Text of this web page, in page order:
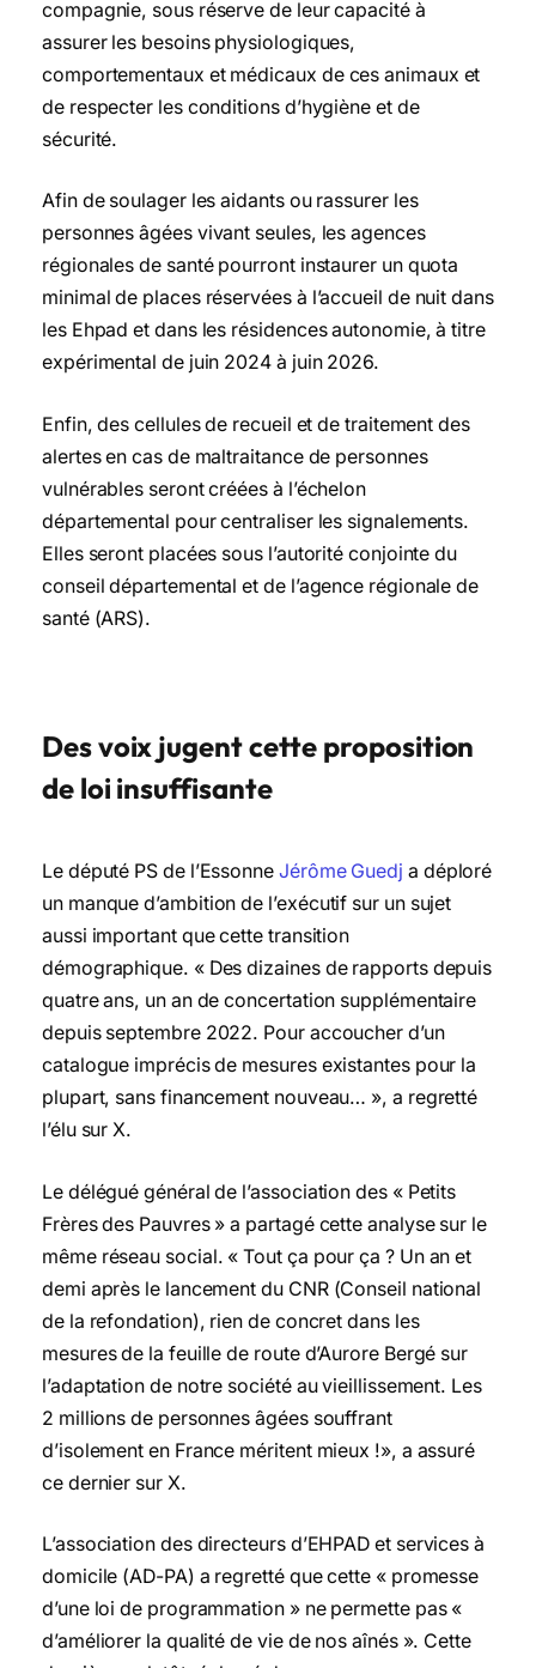
compagnie, sous réserve de leur capacité à
assurer les besoins physiologiques,
comportementaux et médicaux de ces animaux et
de respecter les conditions d’hygiène et de
sécurité.
Afin de soulager les aidants ou rassurer les
personnes âgées vivant seules, les agences
régionales de santé pourront instaurer un quota
minimal de places réservées à l’accueil de nuit dans
les Ehpad et dans les résidences autonomie, à titre
expérimental de juin 2024 à juin 2026.
Enfin, des cellules de recueil et de traitement des
alertes en cas de maltraitance de personnes
vulnérables seront créées à l’échelon
départemental pour centraliser les signalements.
Elles seront placées sous l’autorité conjointe du
conseil départemental et de l’agence régionale de
santé (ARS).
Des voix jugent cette proposition
de loi insuffisante
Le député PS de l’Essonne Jérôme Guedj a déploré
un manque d’ambition de l’exécutif sur un sujet
aussi important que cette transition
démographique. « Des dizaines de rapports depuis
quatre ans, un an de concertation supplémentaire
depuis septembre 2022. Pour accoucher d’un
catalogue imprécis de mesures existantes pour la
plupart, sans financement nouveau… », a regretté
l’élu sur X.
Le délégué général de l’association des « Petits
Frères des Pauvres » a partagé cette analyse sur le
même réseau social. « Tout ça pour ça ? Un an et
demi après le lancement du CNR (Conseil national
de la refondation), rien de concret dans les
mesures de la feuille de route d’Aurore Bergé sur
l’adaptation de notre société au vieillissement. Les
2 millions de personnes âgées souffrant
d’isolement en France méritent mieux !», a assuré
ce dernier sur X.
L’association des directeurs d’EHPAD et services à
domicile (AD-PA) a regretté que cette « promesse
d’une loi de programmation » ne permette pas «
d’améliorer la qualité de vie de nos aînés ». Cette